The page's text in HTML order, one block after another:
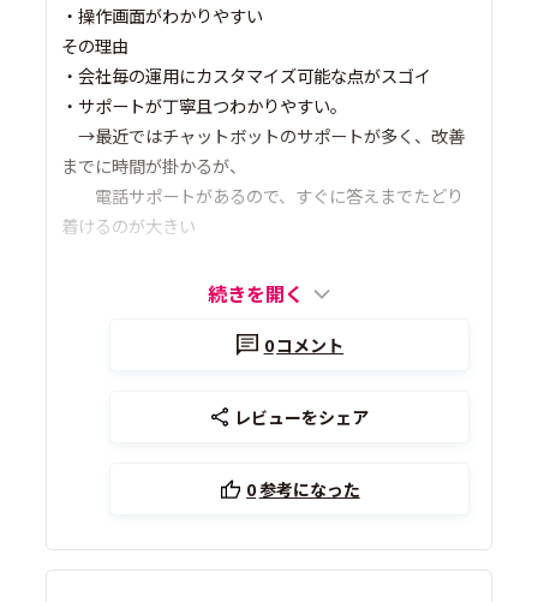
・操作画面がわかりやすい
その理由
・会社毎の運用にカスタマイズ可能な点がスゴイ
・サポートが丁寧且つわかりやすい。
→最近ではチャットボットのサポートが多く、改善
までに時間が掛かるが、
電話サポートがあるので、すぐに答えまでたどり
着けるのが大きい
続きを開く
0コメント
レビューをシェア
0参考になった